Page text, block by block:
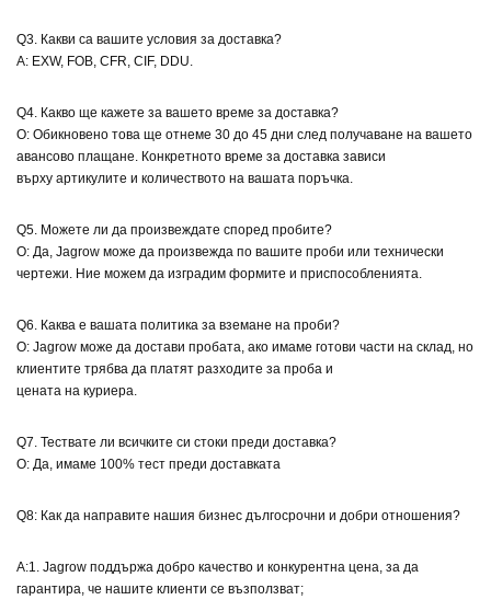
Q3. Какви са вашите условия за доставка?
A: EXW, FOB, CFR, CIF, DDU.
Q4. Какво ще кажете за вашето време за доставка?
О: Обикновено това ще отнеме 30 до 45 дни след получаване на вашето
авансово плащане. Конкретното време за доставка зависи
върху артикулите и количеството на вашата поръчка.
Q5. Можете ли да произвеждате според пробите?
О: Да, Jagrow може да произвежда по вашите проби или технически
чертежи. Ние можем да изградим формите и приспособленията.
Q6. Каква е вашата политика за вземане на проби?
О: Jagrow може да достави пробата, ако имаме готови части на склад, но
клиентите трябва да платят разходите за проба и
цената на куриера.
Q7. Тествате ли всичките си стоки преди доставка?
О: Да, имаме 100% тест преди доставката
Q8: Как да направите нашия бизнес дългосрочни и добри отношения?
A:1. Jagrow поддържа добро качество и конкурентна цена, за да
гарантира, че нашите клиенти се възползват;